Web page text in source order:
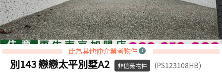
此為其他仲介業者物件
別143 戀戀太平別墅A2 非信義物件
(PS123108HB)